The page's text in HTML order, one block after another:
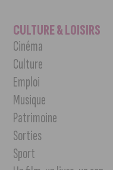
CULTURE & LOISIRS
Cinéma
Culture
Emploi
Musique
Patrimoine
Sorties
Sport